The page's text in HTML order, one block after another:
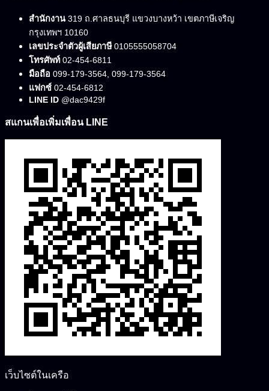
สำนักงาน 319 ถ.ศาลธนบุรี แขวงบางหว้า เขตภาษีเจริญ
กรุงเทพฯ 10160
เลขประจำตัวผู้เสียภาษี0105555058704
โทรศัพท์02-454-6811
มือถือ 099-179-3564, 099-179-3564
แฟกซ์ 02-454-6812
LINE ID @dac9429f
สแกนเพื่อเพิ่มเพื่อน LINE
เว็บไซต์ในเครือ